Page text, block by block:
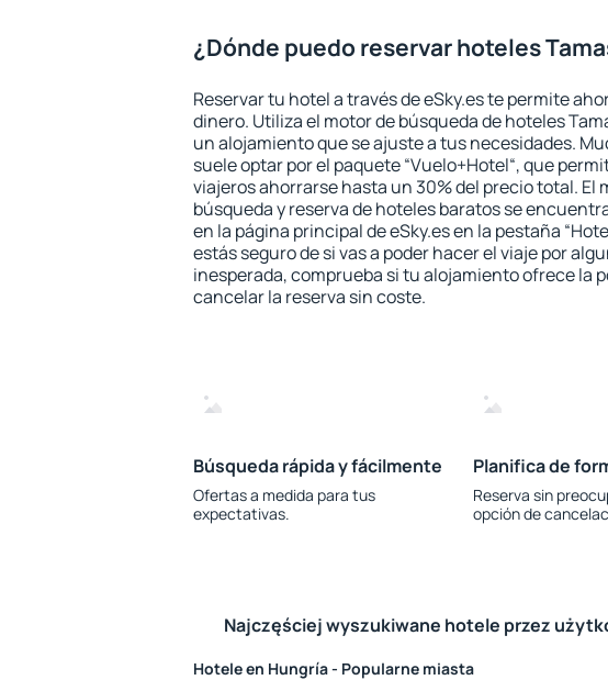
¿Dónde puedo reservar hoteles
Reservar tu hotel a través de eSky.es te permite
dinero. Utiliza el motor de búsqueda de hoteles
un alojamiento que se ajuste a tus necesidades.
suele optar por el paquete “Vuelo+Hotel“, que
viajeros ahorrarse hasta un 30% del precio total. El
búsqueda y reserva de hoteles baratos se
en la página principal de eSky.es en la pestaña
estás seguro de si vas a poder hacer el viaje por
inesperada, comprueba si tu alojamiento ofrece la
cancelar la reserva sin coste.
Búsqueda rápida y fácilmente
Ofertas a medida para tus
expectativas.
Planifica de
Reserva sin
opción de
Najczęściej wyszukiwane hotele przez
Hotele en Hungría - Popularne miasta